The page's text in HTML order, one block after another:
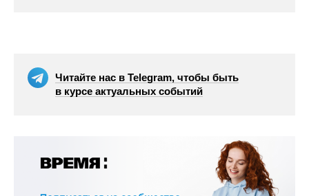
Читайте нас в Telegram, чтобы быть
в курсе актуальных событий